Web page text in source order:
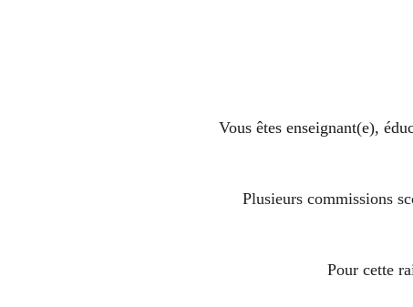
Vous êtes enseignant(e),
Plusieurs commissions
Pour cette